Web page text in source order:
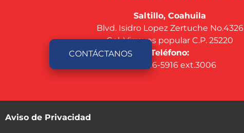
Saltillo, Coahuila
Blvd. Isidro Lopez Zertuche No.4326
Col. Virreyes popular C.P. 25220
Teléfono:
844-416-5916 ext.3006
Aviso de Privacidad
CONTÁCTANOS